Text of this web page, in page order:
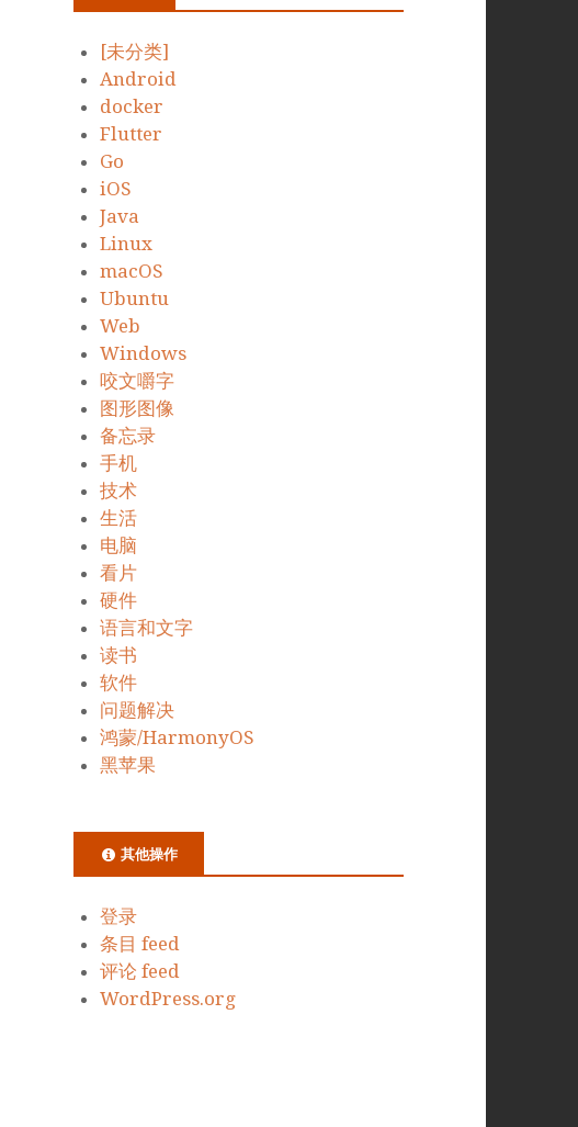
[未分类]
Android
docker
Flutter
Go
iOS
Java
Linux
macOS
Ubuntu
Web
Windows
咬文嚼字
图形图像
备忘录
手机
技术
生活
电脑
看片
硬件
语言和文字
读书
软件
问题解决
鸿蒙/HarmonyOS
黑苹果
其他操作
登录
条目 feed
评论 feed
WordPress.org